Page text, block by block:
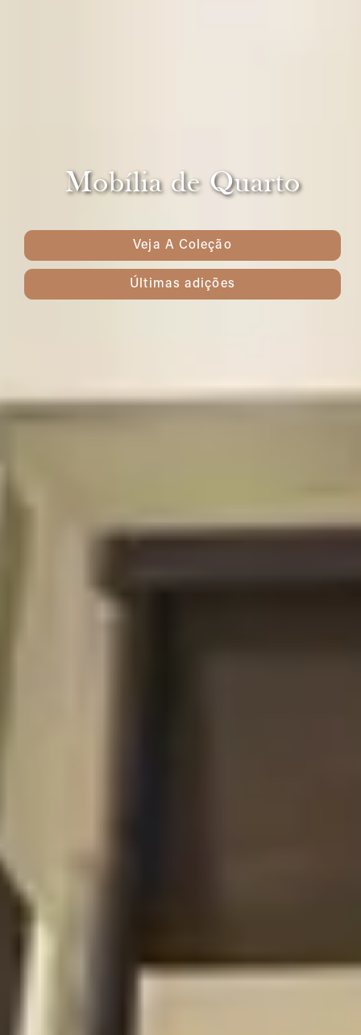
Mobília de Quarto
Veja A Coleção
Últimas adições